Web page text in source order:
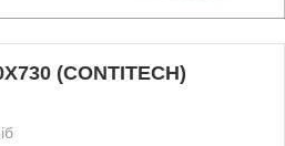
(CONTITECH)